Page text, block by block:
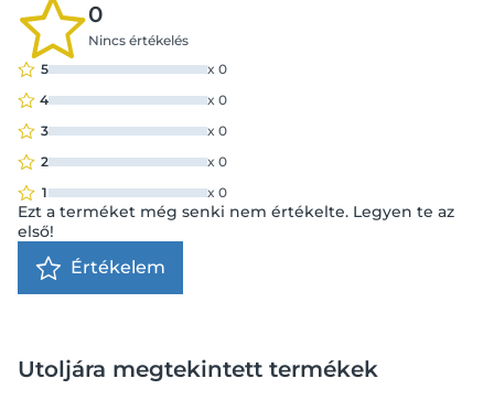
0
Nincs értékelés
5
x 0
4
x 0
3
x 0
2
x 0
1
x 0
Ezt a terméket még senki nem értékelte. Legyen te az
első!
Értékelem
Utoljára megtekintett termékek